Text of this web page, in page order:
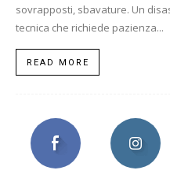
sovrapposti, sbavature. Un
tecnica che richiede pazienza...
READ MORE